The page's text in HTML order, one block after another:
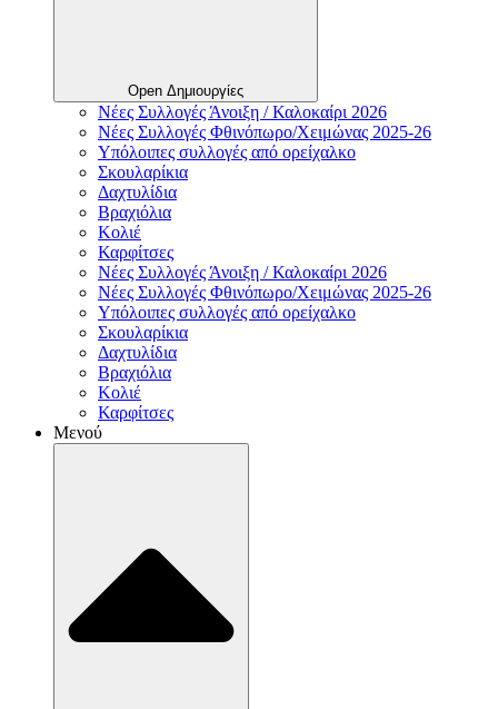
Open Δημιουργίες
Νέες Συλλογές Άνοιξη / Καλοκαίρι 2026
Νέες Συλλογές Φθινόπωρο/Χειμώνας 2025-26
Υπόλοιπες συλλογές από ορείχαλκο
Σκουλαρίκια
Δαχτυλίδια
Βραχιόλια
Κολιέ
Καρφίτσες
Νέες Συλλογές Άνοιξη / Καλοκαίρι 2026
Νέες Συλλογές Φθινόπωρο/Χειμώνας 2025-26
Υπόλοιπες συλλογές από ορείχαλκο
Σκουλαρίκια
Δαχτυλίδια
Βραχιόλια
Κολιέ
Καρφίτσες
Μενού